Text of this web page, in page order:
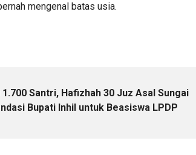
mengenal batas usia.
Santri, Hafizhah 30 Juz Asal Sungai
Bupati Inhil untuk Beasiswa LPDP